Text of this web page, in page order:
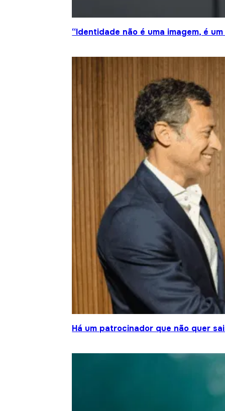
“Identidade não é uma imagem, é
Há um patrocinador que não quer